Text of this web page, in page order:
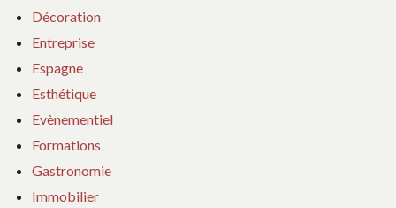
Décoration
Entreprise
Espagne
Esthétique
Evènementiel
Formations
Gastronomie
Immobilier